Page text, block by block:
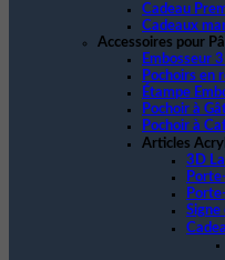
Cadeau
Cadeaux
Accessoires pour
Embosseur
Pochoirs en
Étampe
Pochoir à
Pochoir à
Articles
3D
Signe